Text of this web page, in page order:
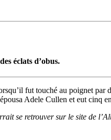
éclats d’obus.
fut touché au poignet par
Adele Cullen et eut cinq
se retrouver sur le site de